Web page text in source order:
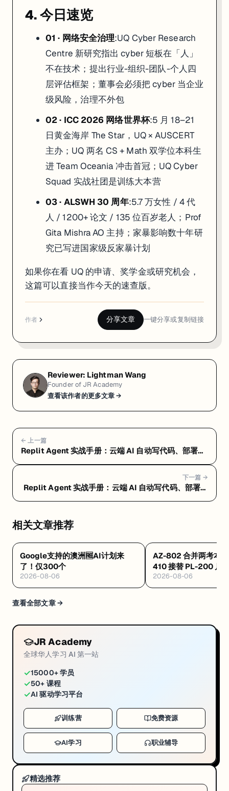
4. 今日速览
01 · 网络安全治理:UQ Cyber Research
Centre 新研究指出 cyber 短板在「人」
不在技术；提出行业-组织-团队-个人四
层评估框架；董事会必须把 cyber 当企业
级风险，治理不外包
02 · ICC 2026 网络世界杯:5 月 18–21
日黄金海岸 The Star，UQ × AUSCERT
主办；UQ 两名 CS + Math 双学位本科生
进 Team Oceania 冲击首冠；UQ Cyber
Squad 实战社团是训练大本营
03 · ALSWH 30 周年:5.7 万女性 / 4 代
人 / 1200+ 论文 / 135 位百岁老人；Prof
Gita Mishra AO 主持；家暴影响数十年研
究已写进国家级反家暴计划
如果你在看 UQ 的申请、奖学金或研究机会，
这篇可以直接当作今天的速查版。
作者 分享文章 一键分享或复制链接
Reviewer: Lightman Wang
Founder of JR Academy
查看该作者的更多文章 →
← 上一篇
Replit Agent 实战手册：云端 AI 自动写代码、部署一
下一篇 →
Replit Agent 实战手册：云端 AI 自动写代码、部署一
相关文章推荐
Google支持的澳洲🆓AI计划来
了！仅300个
2026-08-06
AZ-802 合并两考本
410 接替 PL-200 月
·Databricks 考纲五
2026-08-06
查看全部文章 →
JR Academy
全球华人学习 AI 第一站
✓15000+ 学员
✓50+ 课程
✓AI 驱动学习平台
训练营 免费资源
AI学习 职业辅导
精选推荐